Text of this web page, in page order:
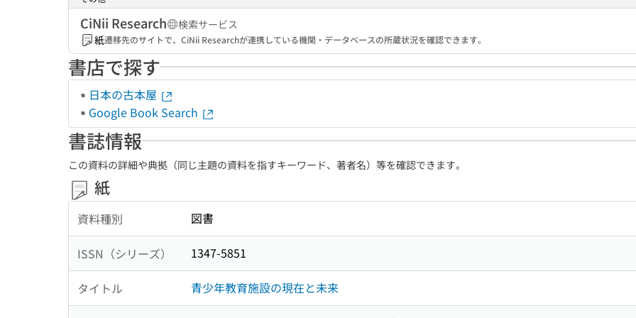
CiNii Research
検索サービス
紙遷移先のサイトで、CiNii Researchが連携している機関・データベースの所蔵状況を確認できます。
書店で探す
日本の古本屋
Google Book Search
書誌情報
この資料の詳細や典拠（同じ主題の資料を指すキーワード、著者名）等を確認できます。
紙
資料種別 図書
ISSN（シリーズ） 1347-5851
タイトル 青少年教育施設の現在と未来